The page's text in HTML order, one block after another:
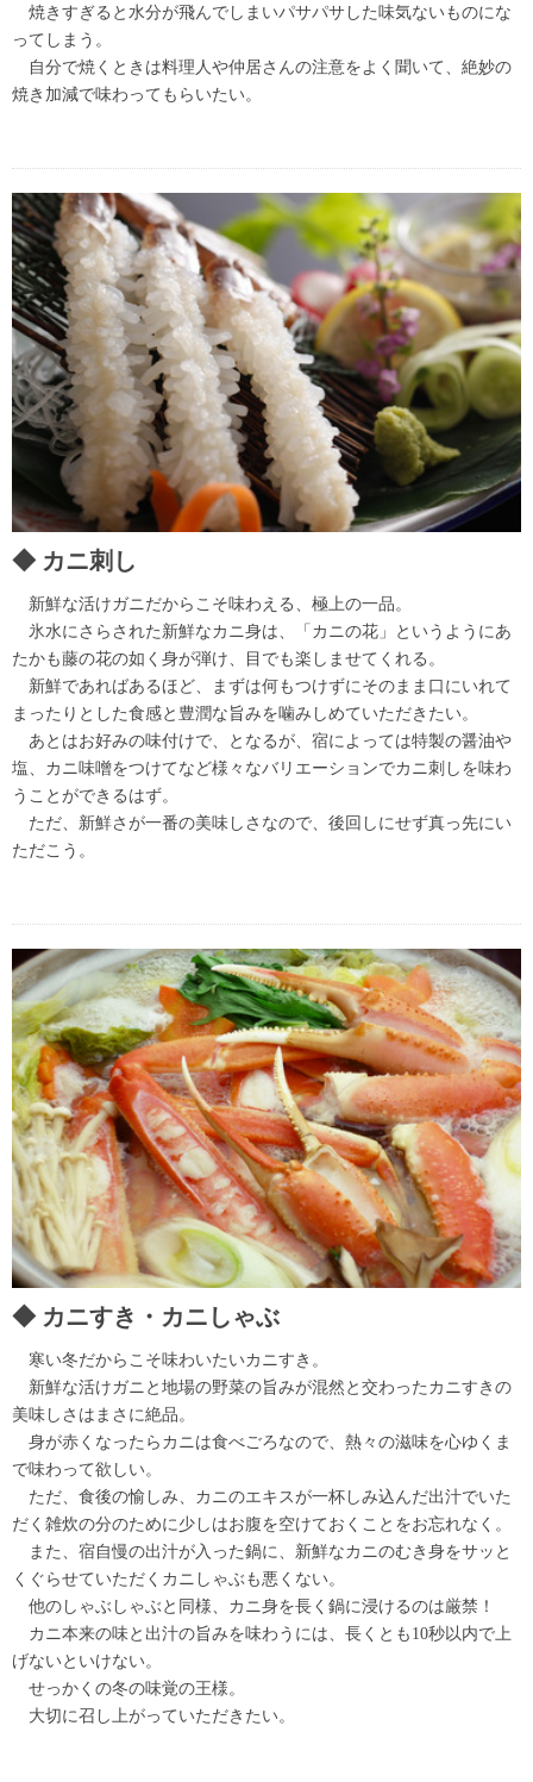
焼きすぎると水分が飛んでしまいパサパサした味気ないものにな
ってしまう。
自分で焼くときは料理人や仲居さんの注意をよく聞いて、絶妙の
焼き加減で味わってもらいたい。
カニ刺し
新鮮な活けガニだからこそ味わえる、極上の一品。
氷水にさらされた新鮮なカニ身は、「カニの花」というようにあ
たかも藤の花の如く身が弾け、目でも楽しませてくれる。
新鮮であればあるほど、まずは何もつけずにそのまま口にいれて
まったりとした食感と豊潤な旨みを噛みしめていただきたい。
あとはお好みの味付けで、となるが、宿によっては特製の醤油や
塩、カニ味噌をつけてなど様々なバリエーションでカニ刺しを味わ
うことができるはず。
ただ、新鮮さが一番の美味しさなので、後回しにせず真っ先にい
ただこう。
カニすき・カニしゃぶ
寒い冬だからこそ味わいたいカニすき。
新鮮な活けガニと地場の野菜の旨みが混然と交わったカニすきの
美味しさはまさに絶品。
身が赤くなったらカニは食べごろなので、熱々の滋味を心ゆくま
で味わって欲しい。
ただ、食後の愉しみ、カニのエキスが一杯しみ込んだ出汁でいた
だく雑炊の分のために少しはお腹を空けておくことをお忘れなく。
また、宿自慢の出汁が入った鍋に、新鮮なカニのむき身をサッと
くぐらせていただくカニしゃぶも悪くない。
他のしゃぶしゃぶと同様、カニ身を長く鍋に浸けるのは厳禁！
カニ本来の味と出汁の旨みを味わうには、長くとも10秒以内で上
げないといけない。
せっかくの冬の味覚の王様。
大切に召し上がっていただきたい。